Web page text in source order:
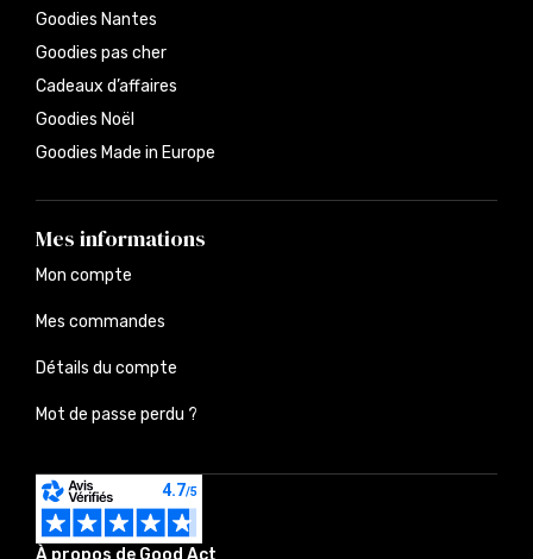
À propos de Good Act
Goodies Nantes
Goodies pas cher
Cadeaux d’affaires
Goodies Noël
Goodies Made in Europe
Mes informations
Mon compte
Mes commandes
Détails du compte
Mot de passe perdu ?